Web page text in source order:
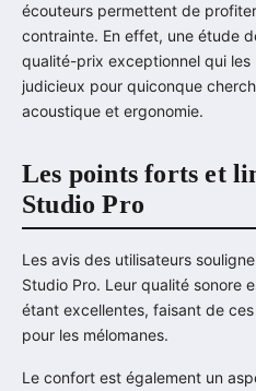
écouteurs permettent de
contrainte. En effet, une étude
qualité-prix exceptionnel qui les
judicieux pour quiconque
acoustique et ergonomie.
Les points forts et
Studio Pro
Les avis des utilisateurs
Studio Pro. Leur qualité sonore
étant excellentes, faisant de
pour les mélomanes.
Le confort est également un